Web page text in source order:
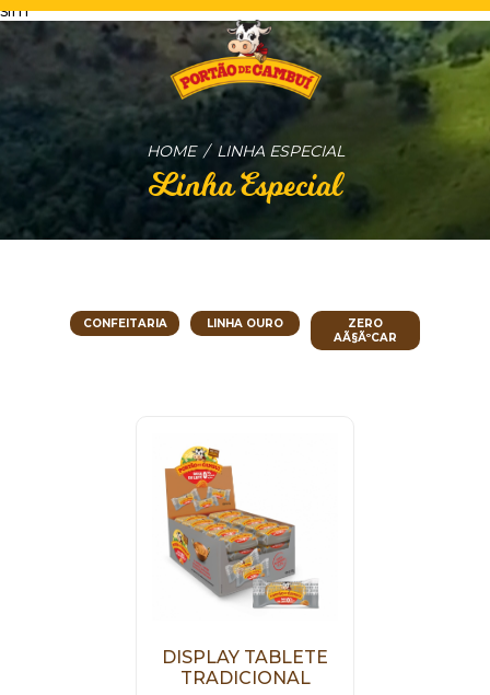
sim
HOME LINHA ESPECIAL
Linha Especial
CONFEITARIA LINHA OURO
ZERO
AÃ§ÃºCAR
DISPLAY TABLETE
TRADICIONAL